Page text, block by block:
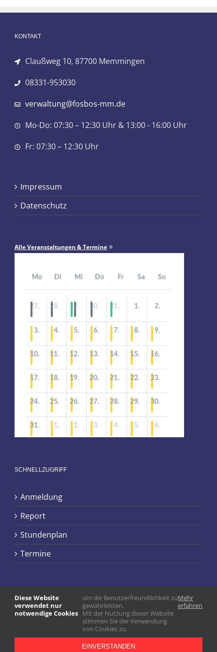
KONTAKT
Claußweg 10, 87700 Memmingen
08331-953030
verwaltung@fosbos-mm.de
Mo-Do: 07:30 – 12:30 Uhr & 13:00 - 16:00 Uhr
Fr: 07:30 – 12:30 Uhr
Impressum
Datenschutz
Alle Veranstaltungen & Termine »
SCHNELLZUGRIFF
Anmeldung
Report
Stundenplan
Termine
Diese Website
verwendet nur
notwendige Cookies
um die Benutzerfreundlichkeit zu
gewährleisten.
Mit der Nutzung dieser Website
stimmen Sie der Verwendung
von Cookies zu.
Mehr
erfahren
EINVERSTANDEN